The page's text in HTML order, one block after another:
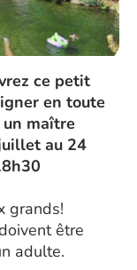
ce petit
en toute
maître
au 24
grands!
être
adulte.